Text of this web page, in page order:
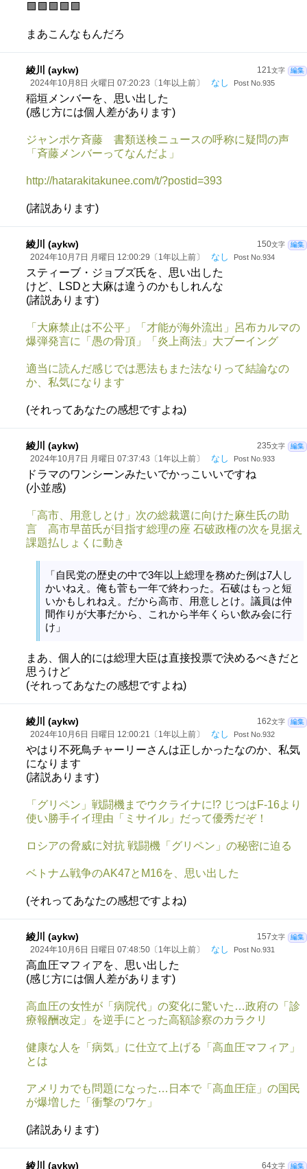
🟩🟩🟩🟩🟩
まあこんなもんだろ
121 文字 編集
綾川 (aykw)
2024年10月8日 火曜日 07:20:23〔1年以上前〕 なし Post No.935
稲垣メンバーを、思い出した
(感じ方には個人差があります)
ジャンポケ斉藤 書類送検ニュースの呼称に疑問の声
「斉藤メンバーってなんだよ」
http://hatarakitakunee.com/t/?postid=393
(諸説あります)
150文字 編集
綾川 (aykw)
2024年10月7日 月曜日 12:00:29〔1年以上前〕 なし Post No.934
スティーブ・ジョブズ氏を、思い出した
けど、LSDと大麻は違うのかもしれんな
(諸説あります)
「大麻禁止は不公平」「才能が海外流出」呂布カルマの
爆弾発言に「愚の骨頂」「炎上商法」大ブーイング
適当に読んだ感じでは悪法もまた法なりって結論なの
か、私気になります
(それってあなたの感想ですよね)
235文字 編集
綾川 (aykw)
2024年10月7日 月曜日 07:37:43〔1年以上前〕 なし Post No.933
ドラマのワンシーンみたいでかっこいいですね
(小並感)
「高市、用意しとけ」次の総裁選に向けた麻生氏の助
言 高市早苗氏が目指す総理の座 石破政権の次を見据え
課題払しょくに動き
「自民党の歴史の中で3年以上総理を務めた例は7人し
かいねえ。俺も菅も一年で終わった。石破はもっと短
いかもしれねえ。だから高市、用意しとけ。議員は仲
間作りが大事だから、これから半年くらい飲み会に行
け」
まあ、個人的には総理大臣は直接投票で決めるべきだと
思うけど
(それってあなたの感想ですよね)
162文字 編集
綾川 (aykw)
2024年10月6日 日曜日 12:00:21〔1年以上前〕 なし Post No.932
やはり不死鳥チャーリーさんは正しかったなのか、私気
になります
(諸説あります)
「グリペン」戦闘機までウクライナに!? じつはF-16より
使い勝手イイ理由「ミサイル」だって優秀だぞ！
ロシアの脅威に対抗 戦闘機「グリペン」の秘密に迫る
ベトナム戦争のAK47とM16を、思い出した
(それってあなたの感想ですよね)
157文字 編集
綾川 (aykw)
2024年10月6日 日曜日 07:48:50〔1年以上前〕 なし Post No.931
高血圧マフィアを、思い出した
(感じ方には個人差があります)
高血圧の女性が「病院代」の変化に驚いた…政府の「診
療報酬改定」を逆手にとった高額診察のカラクリ
健康な人を「病気」に仕立て上げる「高血圧マフィア」
とは
アメリカでも問題になった…日本で「高血圧症」の国民
が爆増した「衝撃のワケ」
(諸説あります)
64文字 編集
綾川 (aykw)